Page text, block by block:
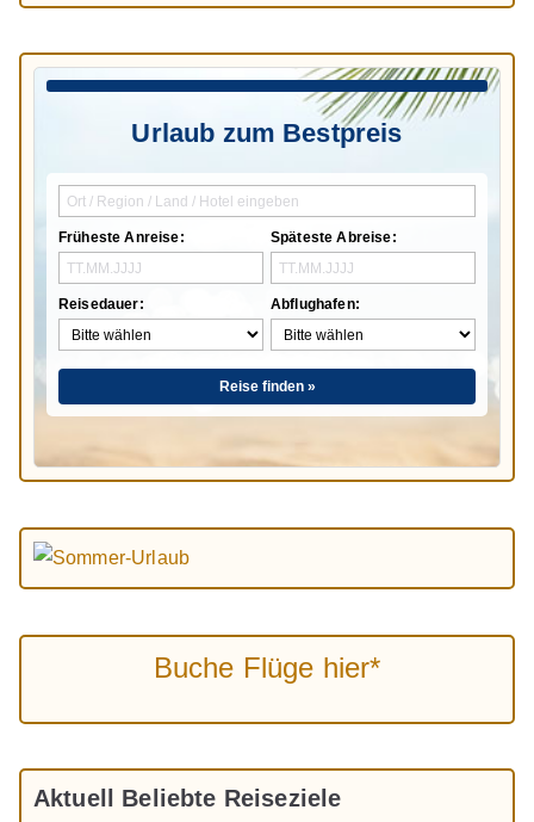
Urlaub zum Bestpreis
Früheste Anreise:
Reisedauer:
Späteste Abreise:
Abflughafen:
Reise finden »
Buche Flüge hier*
Aktuell Beliebte Reiseziele